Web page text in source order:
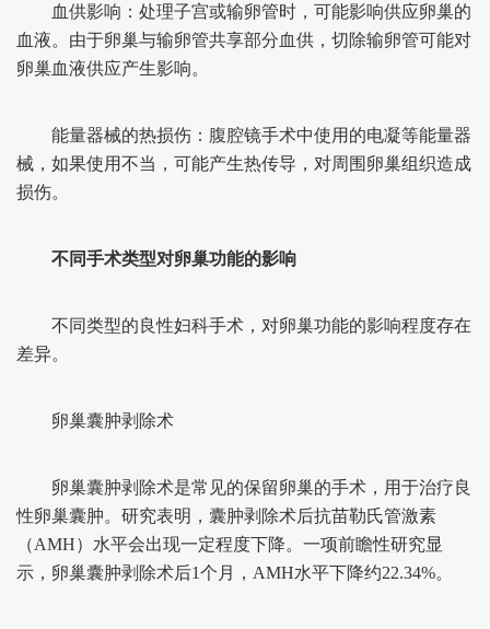
血供影响：处理子宫或输卵管时，可能影响供应卵巢的
血液。由于卵巢与输卵管共享部分血供，切除输卵管可能对
卵巢血液供应产生影响。
能量器械的热损伤：腹腔镜手术中使用的电凝等能量器
械，如果使用不当，可能产生热传导，对周围卵巢组织造成
损伤。
不同手术类型对卵巢功能的影响
不同类型的良性妇科手术，对卵巢功能的影响程度存在
差异。
卵巢囊肿剥除术
卵巢囊肿剥除术是常见的保留卵巢的手术，用于治疗良
性卵巢囊肿。研究表明，囊肿剥除术后抗苗勒氏管激素
（AMH）水平会出现一定程度下降。一项前瞻性研究显
示，卵巢囊肿剥除术后1个月，AMH水平下降约22.34%。